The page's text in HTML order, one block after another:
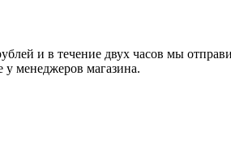
и в течение двух часов мы
у менеджеров магазина.